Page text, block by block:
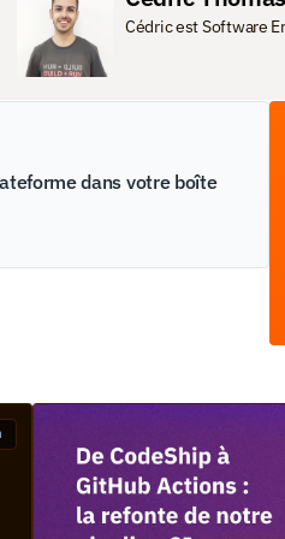
Cédric est Software
dans votre boîte